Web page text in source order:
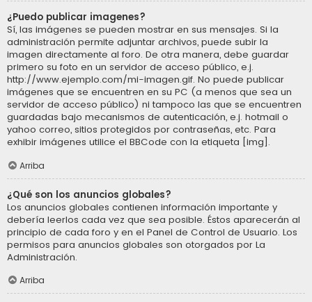
¿Puedo publicar imagenes?
Sí, las imágenes se pueden mostrar en sus mensajes. Si la
administración permite adjuntar archivos, puede subir la
imagen directamente al foro. De otra manera, debe guardar
primero su foto en un servidor de acceso público, e.j.
http://www.ejemplo.com/mi-imagen.gif. No puede publicar
imágenes que se encuentren en su PC (a menos que sea un
servidor de acceso público) ni tampoco las que se encuentren
guardadas bajo mecanismos de autenticación, e.j. hotmail o
yahoo correo, sitios protegidos por contraseñas, etc. Para
exhibir imágenes utilice el BBCode con la etiqueta [img].
Arriba
¿Qué son los anuncios globales?
Los anuncios globales contienen información importante y
debería leerlos cada vez que sea posible. Éstos aparecerán al
principio de cada foro y en el Panel de Control de Usuario. Los
permisos para anuncios globales son otorgados por La
Administración.
Arriba